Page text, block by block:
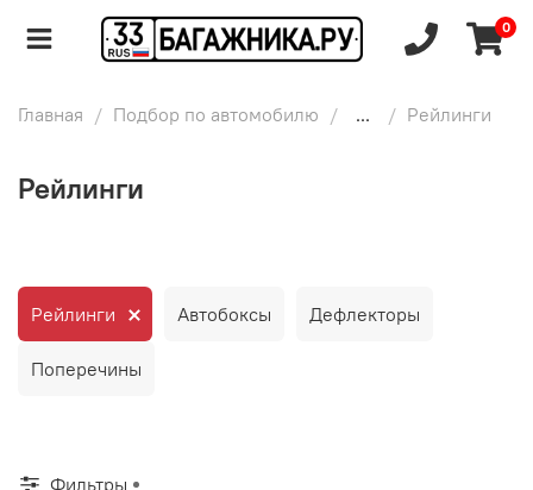
0
Главная Подбор по автомобилю ... Рейлинги
Рейлинги
Рейлинги Автобоксы Дефлекторы
Поперечины
Фильтры